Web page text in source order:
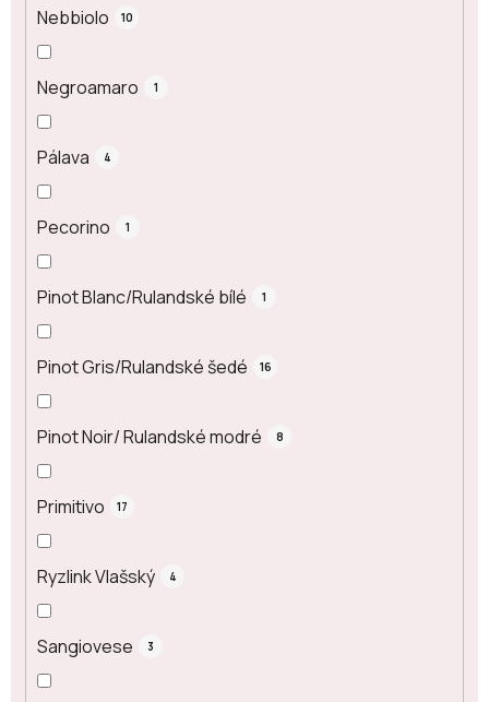
Nebbiolo 10
Negroamaro 1
Pálava 4
Pecorino 1
Pinot Blanc/Rulandské bílé 1
Pinot Gris/Rulandské šedé 16
Pinot Noir/ Rulandské modré 8
Primitivo 17
Ryzlink Vlašský 4
Sangiovese 3